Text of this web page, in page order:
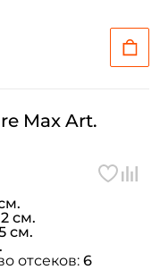
Max Art.
см.
см.
отсеков: 6